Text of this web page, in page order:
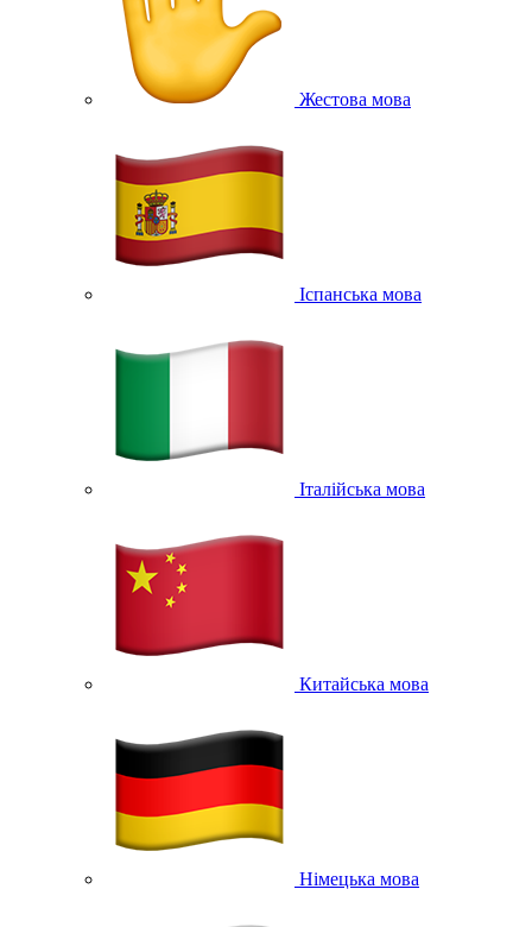
Жестова мова
Іспанська мова
Італійська мова
Китайська мова
Німецька мова